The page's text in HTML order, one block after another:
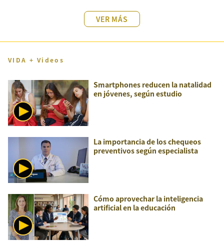
VER MÁS
VIDA + Videos
Smartphones reducen la natalidad
en jóvenes, según estudio
La importancia de los chequeos
preventivos según especialista
Cómo aprovechar la inteligencia
artificial en la educación